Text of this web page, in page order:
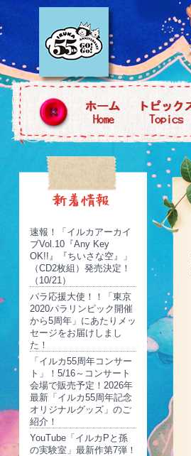
速報！「イルカアーカイ
ブVol.10『Any Key
OK!!』『ちいさな空』」
（CD2枚組）発売決定！
（10/21）
パラ応援大使！！「東京
2020パラリンピック開催
から5周年」にあたりメッ
セージをお届けしまし
た！
「イルカ55周年コンサー
ト」！5/16～コンサート
会場で販売予定！2026年
最新「イルカ55周年記念
オリジナルグッズ」のご
紹介！
YouTube「イルカPと孫
の実験室」最新作第7弾！